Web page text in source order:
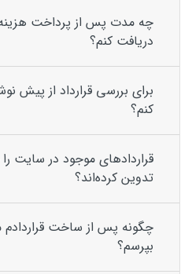
چه مدت پس از پرداخت هزینه
دریافت کنم؟
برای بررسی قرارداد از پیش
کنم؟
قراردادهای موجود در سایت
تدوین کرده‌اند؟
چگونه پس از ساخت قراردادم
بپرسم؟